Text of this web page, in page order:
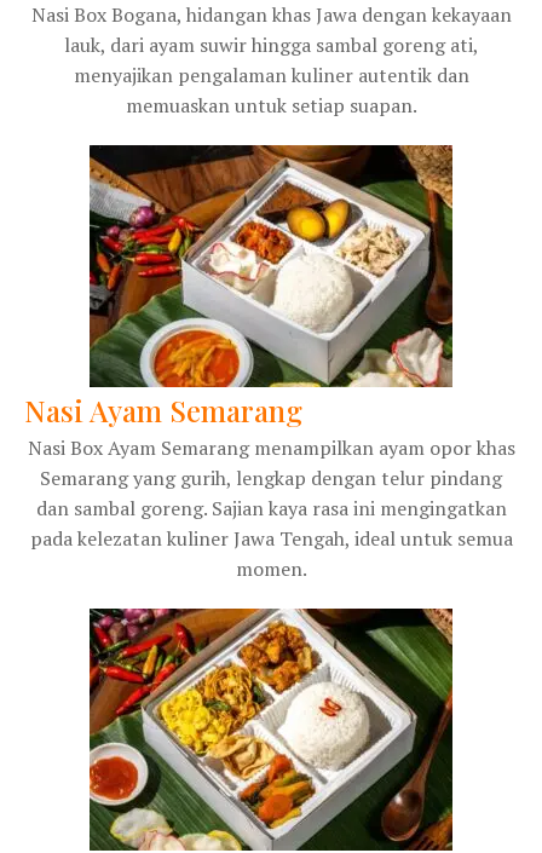
Nasi Box Bogana, hidangan khas Jawa dengan kekayaan
lauk, dari ayam suwir hingga sambal goreng ati,
menyajikan pengalaman kuliner autentik dan
memuaskan untuk setiap suapan.
Nasi Ayam Semarang
Nasi Box Ayam Semarang menampilkan ayam opor khas
Semarang yang gurih, lengkap dengan telur pindang
dan sambal goreng. Sajian kaya rasa ini mengingatkan
pada kelezatan kuliner Jawa Tengah, ideal untuk semua
momen.